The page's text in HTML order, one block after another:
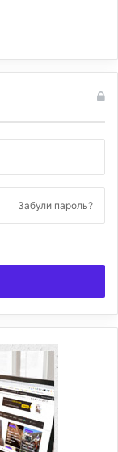
Забули пароль?